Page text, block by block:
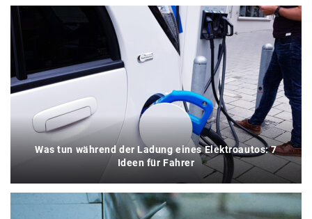
Was tun während der Ladung eines Elektroautos: 7
Ideen für Fahrer